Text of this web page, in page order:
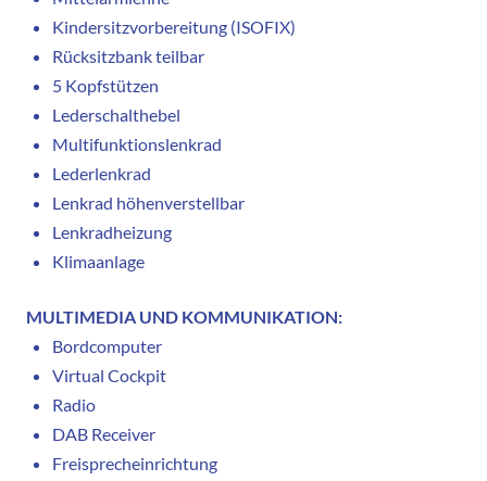
Kindersitzvorbereitung (ISOFIX)
Rücksitzbank teilbar
5 Kopfstützen
Lederschalthebel
Multifunktionslenkrad
Lederlenkrad
Lenkrad höhenverstellbar
Lenkradheizung
Klimaanlage
MULTIMEDIA UND KOMMUNIKATION:
Bordcomputer
Virtual Cockpit
Radio
DAB Receiver
Freisprecheinrichtung